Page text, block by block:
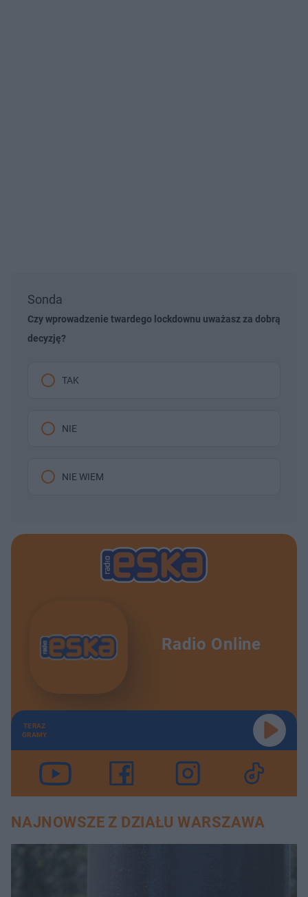
Sonda
Czy wprowadzenie twardego lockdownu uważasz za dobrą
decyzję?
TAK
NIE
NIE WIEM
Radio Online
TERAZ
GRAMY
NAJNOWSZE Z DZIAŁU WARSZAWA